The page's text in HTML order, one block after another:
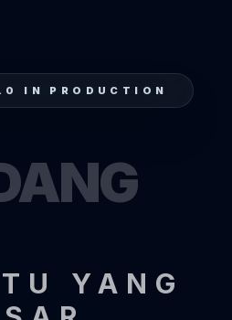
IN PRODUCTION
YANG